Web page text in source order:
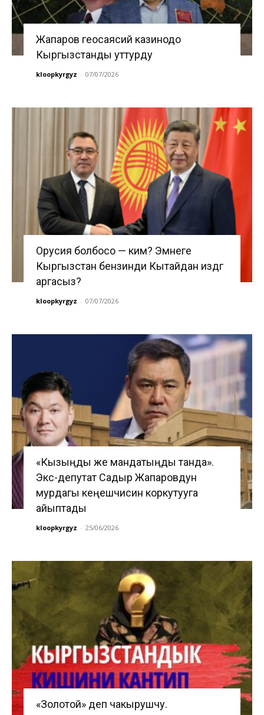
Жапаров геосаясий казинодо
Кыргызстанды уттурду
kloopkyrgyz - 07/07/2026
Орусия болбосо — ким? Эмнеге
Кыргызстан бензинди Кытайдан издөөгө
аргасыз?
kloopkyrgyz - 07/07/2026
«Кызыңды же мандатыңды танда».
Экс-депутат Садыр Жапаровдун
мурдагы кеңешчисин коркутууга
айыптады
kloopkyrgyz - 25/06/2026
«Золотой» деп чакырушчу.